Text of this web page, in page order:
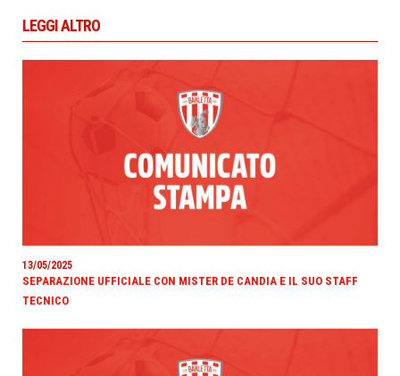
LEGGI ALTRO
13/05/2025
SEPARAZIONE UFFICIALE CON MISTER DE CANDIA E IL SUO STAFF
TECNICO